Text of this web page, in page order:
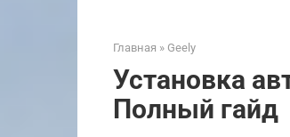
Главная » Geely
Установка
Полный гайд